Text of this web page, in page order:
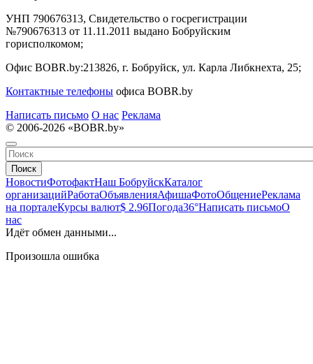
УНП 790676313, Свидетельство о госрегистрации
№790676313 от 11.11.2011 выдано Бобруйским
горисполкомом;
Офис BOBR.by:213826, г. Бобруйск, ул. Карла Либкнехта, 25;
Контактные телефоны офиса BOBR.by
Написать письмо О нас Реклама
© 2006-2026 «BOBR.by»
Поиск
НовостиФотофактНаш БобруйскКаталог
организацийРаботаОбъявленияАфишаФотоОбщениеРеклама
на порталеКурсы валют$ 2.96Погода36°Написать письмоО
нас
Идёт обмен данными...
Произошла ошибка